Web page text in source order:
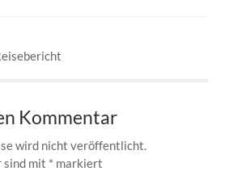
Kommentar
wird nicht veröffentlicht.
sind mit * markiert